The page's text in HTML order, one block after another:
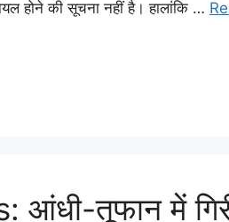
होने की सूचना नहीं है। हालांकि …
तूफान में